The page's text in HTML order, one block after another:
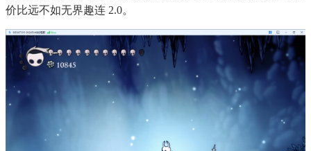
价比远不如无界趣连 2.0。